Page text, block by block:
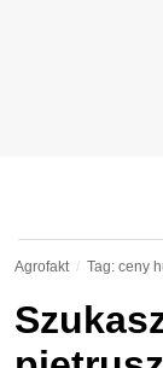
Agrofakt Tag: ceny